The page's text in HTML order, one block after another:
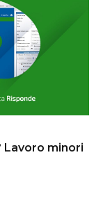
Lavoro minori